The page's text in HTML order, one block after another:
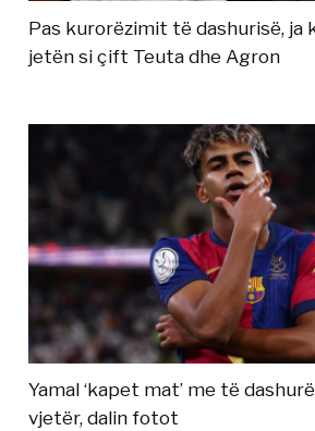
Pas kurorëzimit të dashurisë, ja
jetën si çift Teuta dhe Agron
Yamal ‘kapet mat’ me të
vjetër, dalin fotot